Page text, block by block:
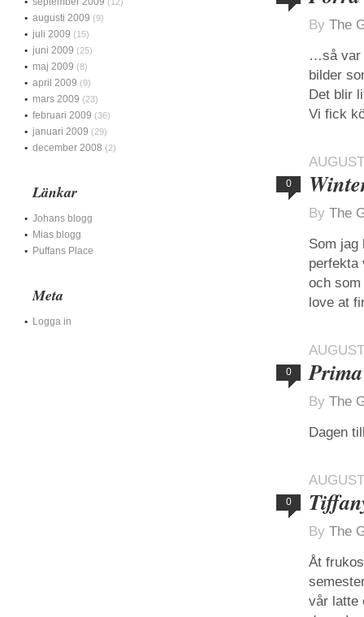
By The
…så var
bilder
Det blir
Vi fick
0
By The
Som jag
perfekta
och
love at
0
By The
Dagen
0
By The
Åt
vår latte
augusti 2009 (9)
juli 2009 (15)
juni 2009 (25)
maj 2009 (8)
april 2009 (9)
mars 2009 (23)
februari 2009 (36)
januari 2009 (29)
december 2008 (2)
Länkar
Johans blogg
Mias blogg
Puffans Place
Meta
Logga in